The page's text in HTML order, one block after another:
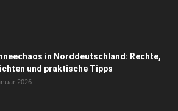
in Norddeutschland: Rechte,
und praktische Tipps
2026